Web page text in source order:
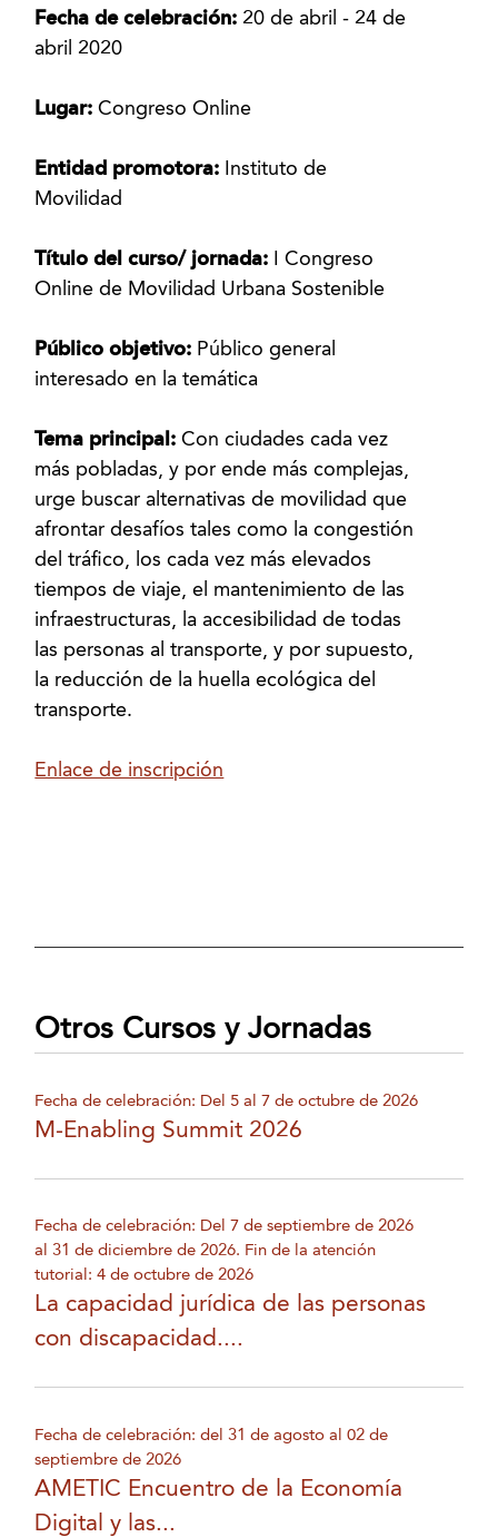
Fecha de celebración: 20 de abril - 24 de
abril 2020
Lugar:Congreso Online
Entidad promotora:
Instituto de
Movilidad
Título del curso/ jornada:
I Congreso
Online de Movilidad Urbana Sostenible
Público objetivo: Público general
interesado en la temática
Tema principal:Con ciudades cada vez
más pobladas, y por ende más complejas,
urge buscar alternativas de movilidad que
afrontar desafíos tales como la congestión
del tráfico, los cada vez más elevados
tiempos de viaje, el mantenimiento de las
infraestructuras, la accesibilidad de todas
las personas al transporte, y por supuesto,
la reducción de la huella ecológica del
transporte.
Enlace de inscripción
Otros Cursos y Jornadas
Fecha de celebración: Del 5 al 7 de octubre de 2026
M-Enabling Summit 2026
Fecha de celebración: Del 7 de septiembre de 2026
al 31 de diciembre de 2026. Fin de la atención
tutorial: 4 de octubre de 2026
La capacidad jurídica de las personas
con discapacidad....
Fecha de celebración: del 31 de agosto al 02 de
septiembre de 2026
AMETIC Encuentro de la Economía
Digital y las...